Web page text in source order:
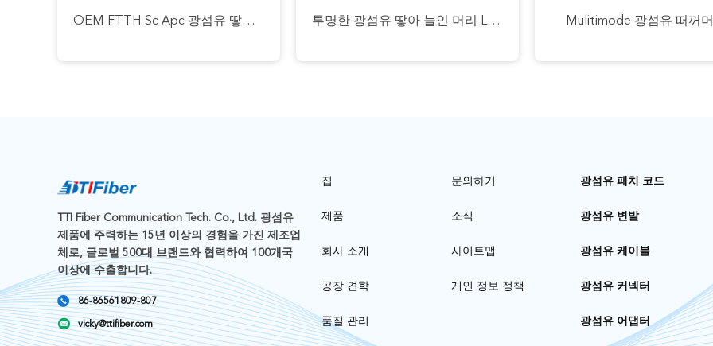
OEM FTTH Sc Apc 광섬유 땋아 늘인 머리 단일모드 0.9 밀리미터 2.0 밀리미터 3.0 밀리미터 투명한 광섬유 땋아 늘인 머리 Lc Sc 거리 Fc Pc Upc Apc 단순하 단일모드 Sm 0.9 밀리미터 Mulitimode 광섬유 떠꺼
TTI Fiber Communication Tech. Co., Ltd. 광섬유
제품에 주력하는 15년 이상의 경험을 가진 제조업
체로, 글로벌 500대 브랜드와 협력하여 100개국
이상에 수출합니다.
86-86561809-807
vicky@ttifiber.com
집
제품
회사 소개
공장 견학
품질 관리
문의하기
소식
사이트맵
개인 정보 정책
광섬유 패치 코드
광섬유 변발
광섬유 케이블
광섬유 커넥터
광섬유 어댑터